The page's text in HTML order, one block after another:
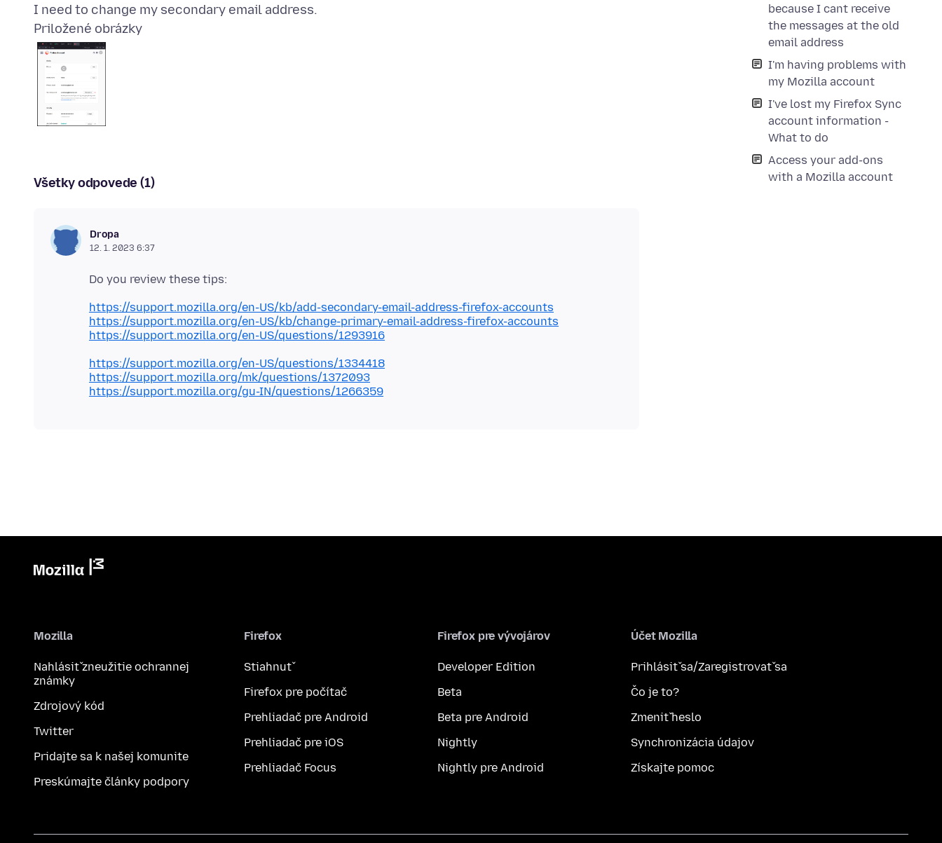
because I cant receive
the messages at the old
email address
I'm having problems with
my Mozilla account
I've lost my Firefox Sync
account information -
What to do
Access your add-ons
with a Mozilla account
Priložené obrázky
Všetky odpovede (1)
Dropa
12. 1. 2023 6:37
https://support.mozilla.org/en-US/kb/add-secondary-email-address-firefox-accounts
https://support.mozilla.org/en-US/kb/change-primary-email-address-firefox-accounts
https://support.mozilla.org/en-US/questions/1293916
https://support.mozilla.org/en-US/questions/1334418
https://support.mozilla.org/mk/questions/1372093
https://support.mozilla.org/gu-IN/questions/1266359
Mozilla
Nahlásiť zneužitie ochrannej
známky
Zdrojový kód
Twitter
Pridajte sa k našej komunite
Preskúmajte články podpory
Firefox
Stiahnuť
Firefox pre počítač
Prehliadač pre Android
Prehliadač pre iOS
Prehliadač Focus
Firefox pre vývojárov
Developer Edition
Beta
Beta pre Android
Nightly
Nightly pre Android
Účet Mozilla
Prihlásiť sa/Zaregistrovať sa
Čo je to?
Zmeniť heslo
Synchronizácia údajov
Získajte pomoc